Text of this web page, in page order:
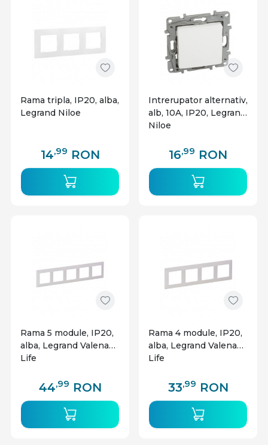
Rama tripla, IP20, alba,
Legrand Niloe
14,99 RON
Intrerupator alternativ,
alb, 10A, IP20, Legrand
Niloe
16,99 RON
Rama 5 module, IP20,
alba, Legrand Valena
Life
44,99 RON
Rama 4 module, IP20,
alba, Legrand Valena
Life
33,99 RON